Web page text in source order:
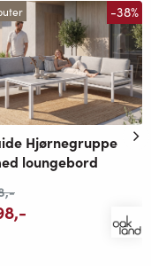
-38%
Hjørnegruppe
loungebord
,-
,-